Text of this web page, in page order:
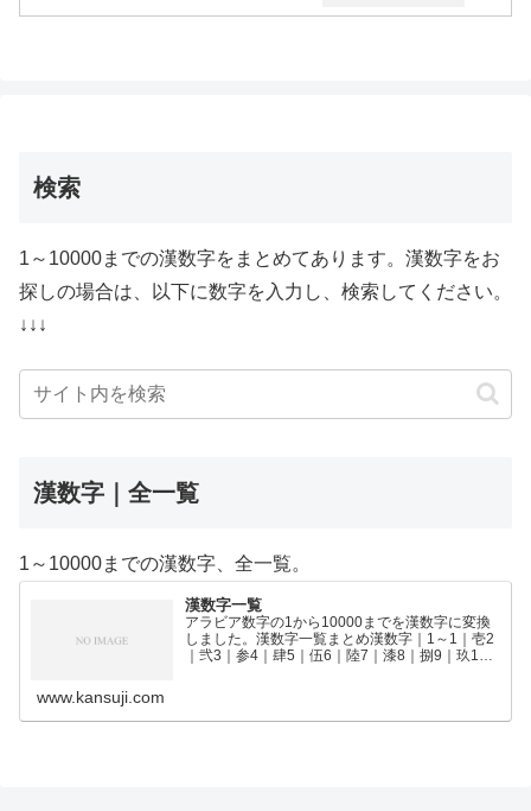
検索
1～10000までの漢数字をまとめてあります。漢数字をお
探しの場合は、以下に数字を入力し、検索してください。
↓↓↓
漢数字｜全一覧
1～10000までの漢数字、全一覧。
漢数字一覧
アラビア数字の1から10000までを漢数字に変換
しました。漢数字一覧まとめ漢数字｜1～1｜壱2
｜弐3｜参4｜肆5｜伍6｜陸7｜漆8｜捌9｜玖10
www.kansuji.com